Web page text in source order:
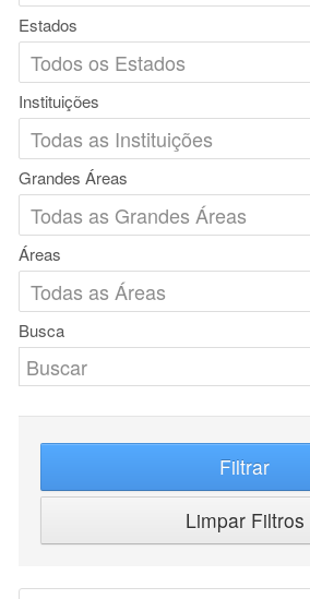
Estados
Instituições
Grandes Áreas
Áreas
Busca
Filtrar
Limpar Filtros